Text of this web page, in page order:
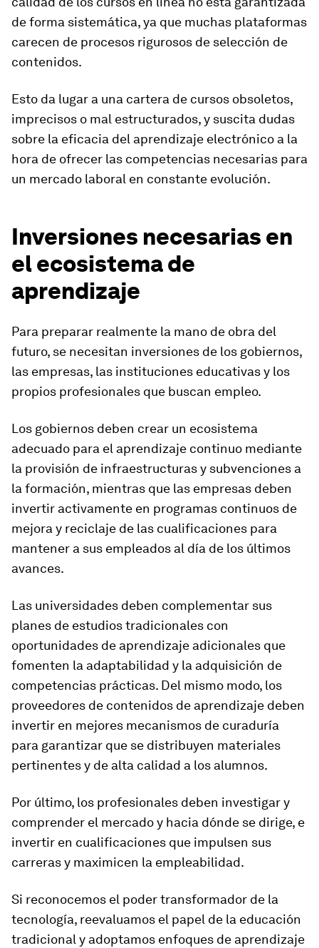
de forma sistemática, ya que muchas plataformas
carecen de procesos rigurosos de selección de
contenidos.
Esto da lugar a una cartera de cursos obsoletos,
imprecisos o mal estructurados, y suscita dudas
sobre la eficacia del aprendizaje electrónico a la
hora de ofrecer las competencias necesarias para
un mercado laboral en constante evolución.
Inversiones necesarias en
el ecosistema de
aprendizaje
Para preparar realmente la mano de obra del
futuro, se necesitan inversiones de los gobiernos,
las empresas, las instituciones educativas y los
propios profesionales que buscan empleo.
Los gobiernos deben crear un ecosistema
adecuado para el aprendizaje continuo mediante
la provisión de infraestructuras y subvenciones a
la formación, mientras que las empresas deben
invertir activamente en programas continuos de
mejora y reciclaje de las cualificaciones para
mantener a sus empleados al día de los últimos
avances.
Las universidades deben complementar sus
planes de estudios tradicionales con
oportunidades de aprendizaje adicionales que
fomenten la adaptabilidad y la adquisición de
competencias prácticas. Del mismo modo, los
proveedores de contenidos de aprendizaje deben
invertir en mejores mecanismos de curaduría
para garantizar que se distribuyen materiales
pertinentes y de alta calidad a los alumnos.
Por último, los profesionales deben investigar y
comprender el mercado y hacia dónde se dirige, e
invertir en cualificaciones que impulsen sus
carreras y maximicen la empleabilidad.
Si reconocemos el poder transformador de la
tecnología, reevaluamos el papel de la educación
tradicional y adoptamos enfoques de aprendizaje